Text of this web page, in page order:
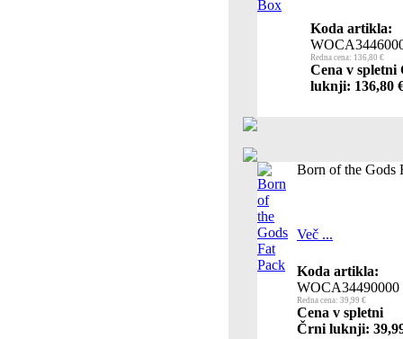
Koda artikla:
Redna cena: 136,80 €
Cena v spletni
luknji: 136,80
Born of the Gods
Več ...
Koda artikla:
WOCA34490000
Redna cena: 39,99 €
Cena v spletni
Črni luknji: